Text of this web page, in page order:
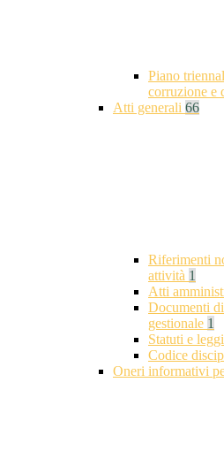
Piano
corruzione e
Atti generali 66
Riferimenti
attività 1
Atti
Documenti
gestionale 1
Statuti e
Codice
Oneri informativi